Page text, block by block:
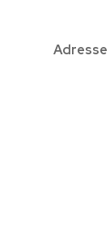
Adresse